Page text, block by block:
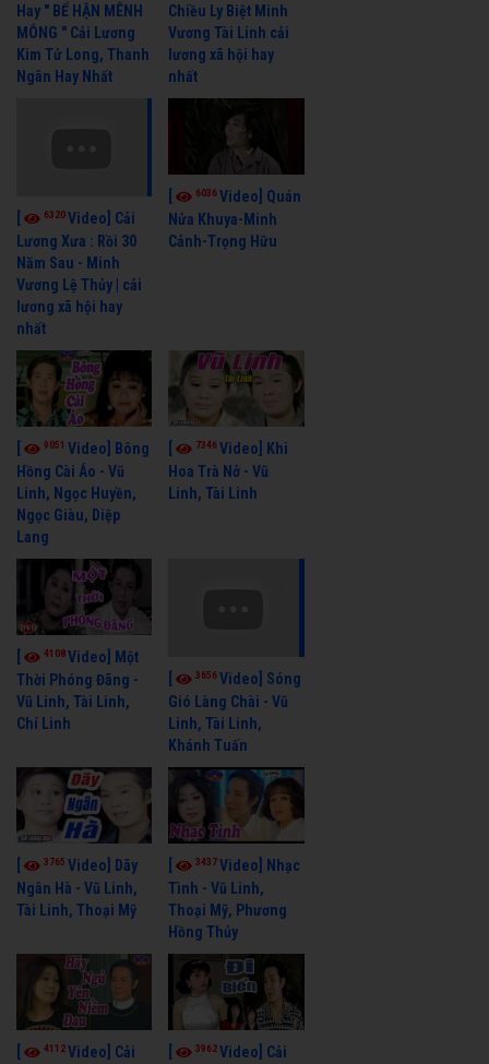
Hay " BỂ HẬN MÊNH
MÔNG " Cải Lương
Kim Tử Long, Thanh
Ngân Hay Nhất
Chiều Ly Biệt Minh
Vương Tài Linh cải
lương xã hội hay
nhất
6320Video] Cải
Lương Xưa : Rồi 30
Năm Sau - Minh
Vương Lệ Thủy | cải
lương xã hội hay
nhất
6036Video] Quán
Nửa Khuya-Minh
Cảnh-Trọng Hữu
9051 Video] Bông
Hồng Cài Áo - Vũ
Linh, Ngọc Huyền,
Ngọc Giàu, Diệp
Lang
7346Video] Khi
Hoa Trà Nở - Vũ
Linh, Tài Linh
4108Video] Một
Thời Phóng Đãng -
Vũ Linh, Tài Linh,
Chí Linh
3656Video] Sóng
Gió Làng Chài - Vũ
Linh, Tài Linh,
Khánh Tuấn
3765 Video] Dãy
Ngân Hà - Vũ Linh,
Tài Linh, Thoại Mỹ
3437Video] Nhạc
Tình - Vũ Linh,
Thoại Mỹ, Phương
Hồng Thủy
4112Video] Cải
3962Video] Cải